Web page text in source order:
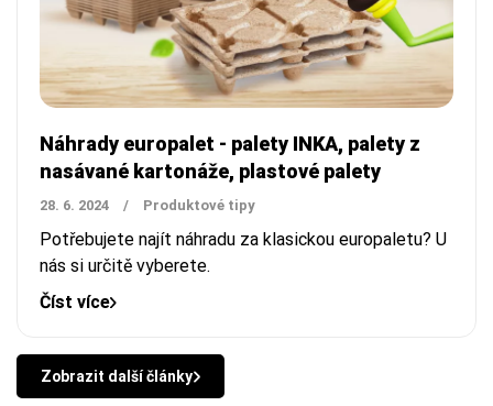
Náhrady europalet - palety INKA, palety z
nasávané kartonáže, plastové palety
28. 6. 2024 / Produktové tipy
Potřebujete najít náhradu za klasickou europaletu? U
nás si určitě vyberete.
Číst více
Zobrazit další články